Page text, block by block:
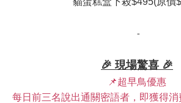
-
🎉 現場驚喜 🎉
📌超早鳥優惠
每日前三名說出通關密語者，即獲得